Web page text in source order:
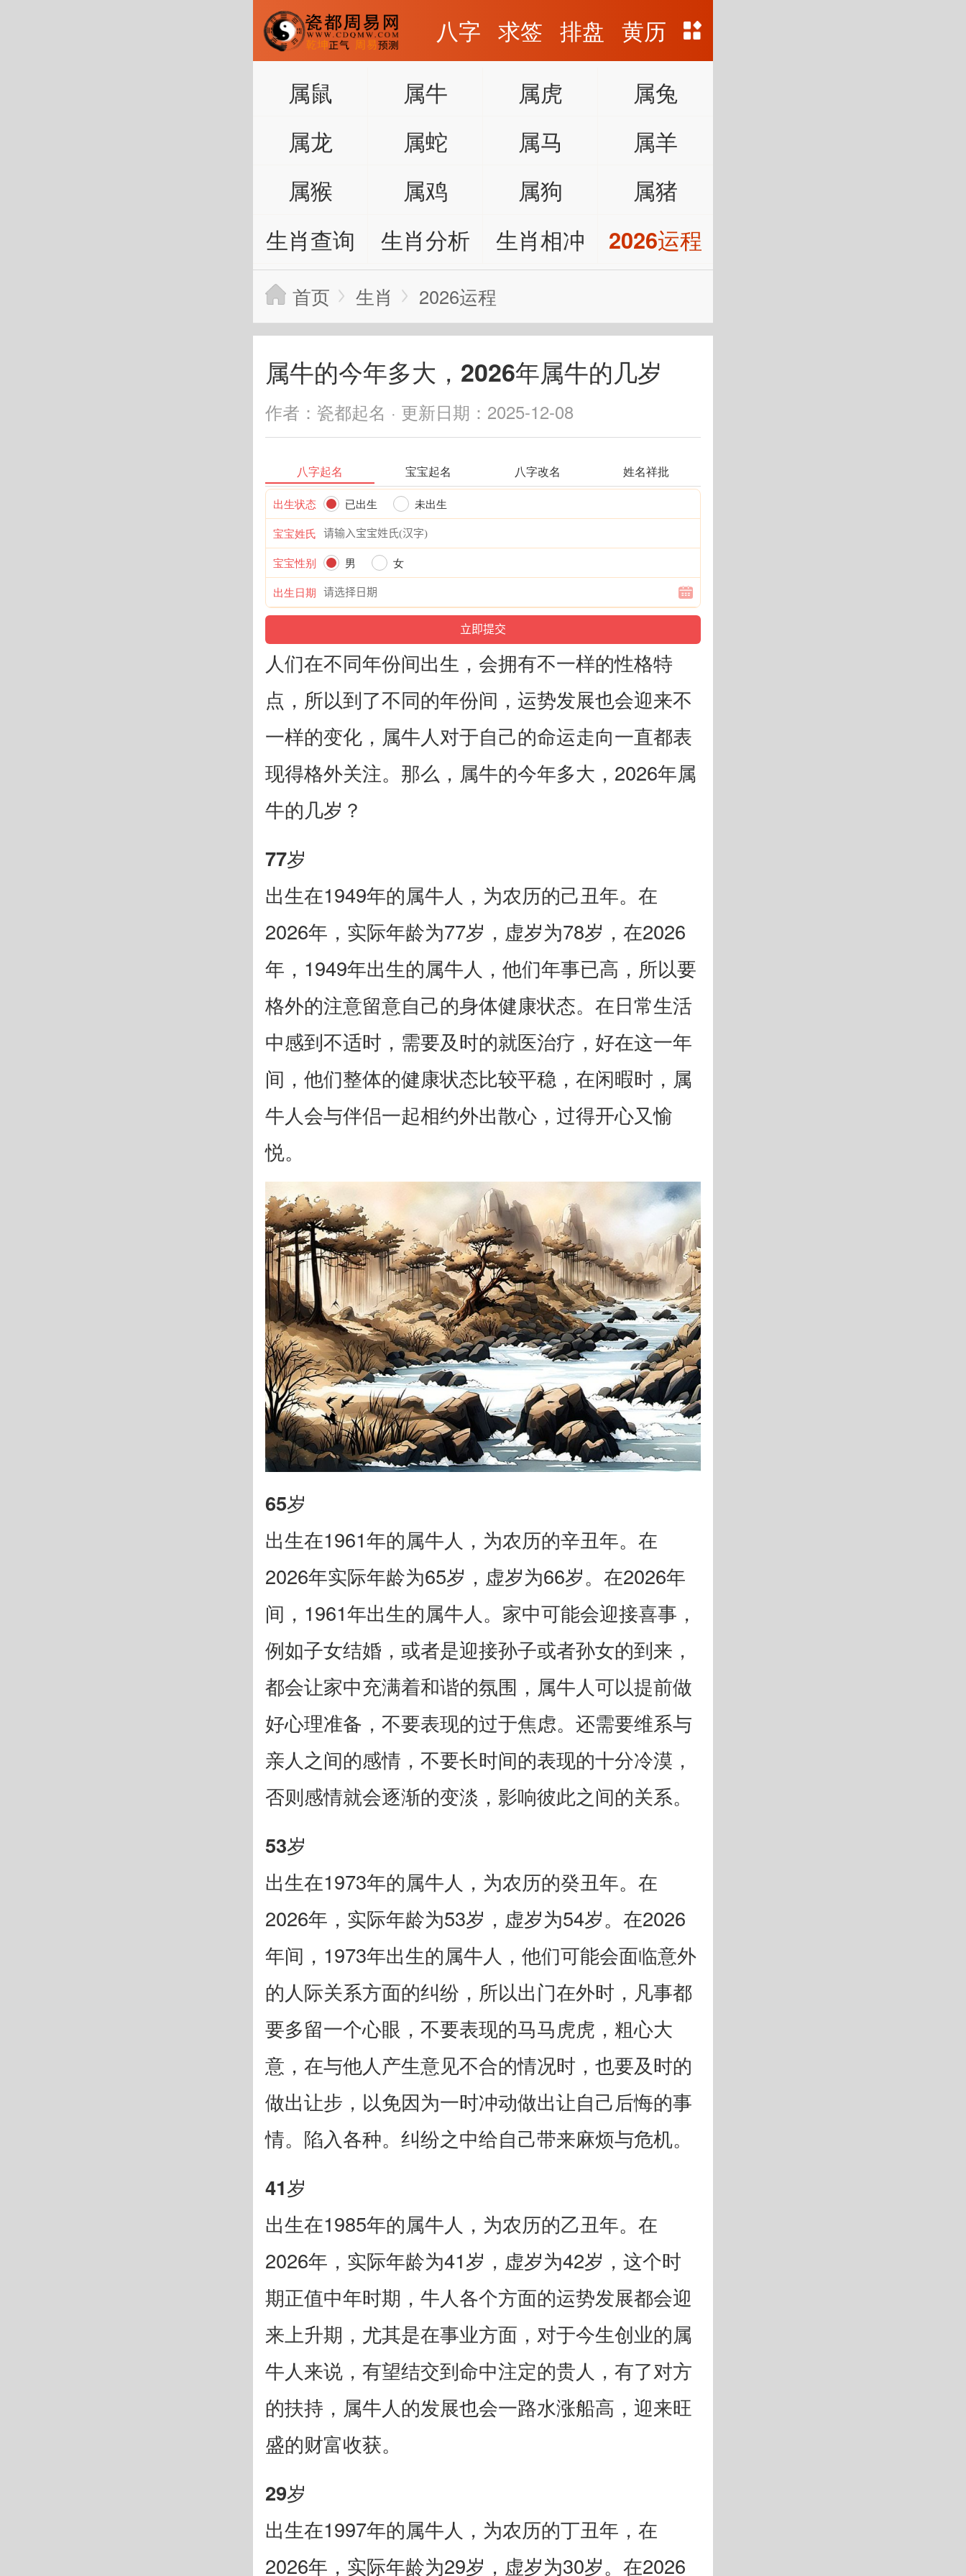
八字 求签 排盘 黄历
属鼠
属牛 属虎
属兔
属龙
属蛇 属马
属羊
属猴
属鸡 属狗
属猪
生肖查询
生肖分析 生肖相冲 2026运程
首页 生肖 2026运程
属牛的今年多大，2026年属牛的几岁
作者：瓷都起名 · 更新日期：2025-12-08
八字起名 宝宝起名 八字改名 姓名祥批
出生状态 已出生
未出生
宝宝姓氏
宝宝性别
男
女
出生日期
人们在不同年份间出生，会拥有不一样的性格特
点，所以到了不同的年份间，运势发展也会迎来不
一样的变化，属牛人对于自己的命运走向一直都表
现得格外关注。那么，属牛的今年多大，2026年属
牛的几岁？
77岁
出生在1949年的属牛人，为农历的己丑年。在
2026年，实际年龄为77岁，虚岁为78岁，在2026
年，1949年出生的属牛人，他们年事已高，所以要
格外的注意留意自己的身体健康状态。在日常生活
中感到不适时，需要及时的就医治疗，好在这一年
间，他们整体的健康状态比较平稳，在闲暇时，属
牛人会与伴侣一起相约外出散心，过得开心又愉
悦。
65岁
出生在1961年的属牛人，为农历的辛丑年。在
2026年实际年龄为65岁，虚岁为66岁。在2026年
间，1961年出生的属牛人。家中可能会迎接喜事，
例如子女结婚，或者是迎接孙子或者孙女的到来，
都会让家中充满着和谐的氛围，属牛人可以提前做
好心理准备，不要表现的过于焦虑。还需要维系与
亲人之间的感情，不要长时间的表现的十分冷漠，
否则感情就会逐渐的变淡，影响彼此之间的关系。
53岁
出生在1973年的属牛人，为农历的癸丑年。在
2026年，实际年龄为53岁，虚岁为54岁。在2026
年间，1973年出生的属牛人，他们可能会面临意外
的人际关系方面的纠纷，所以出门在外时，凡事都
要多留一个心眼，不要表现的马马虎虎，粗心大
意，在与他人产生意见不合的情况时，也要及时的
做出让步，以免因为一时冲动做出让自己后悔的事
情。陷入各种。纠纷之中给自己带来麻烦与危机。
41岁
出生在1985年的属牛人，为农历的乙丑年。在
2026年，实际年龄为41岁，虚岁为42岁，这个时
期正值中年时期，牛人各个方面的运势发展都会迎
来上升期，尤其是在事业方面，对于今生创业的属
牛人来说，有望结交到命中注定的贵人，有了对方
的扶持，属牛人的发展也会一路水涨船高，迎来旺
盛的财富收获。
29岁
出生在1997年的属牛人，为农历的丁丑年，在
2026年，实际年龄为29岁，虚岁为30岁。在2026